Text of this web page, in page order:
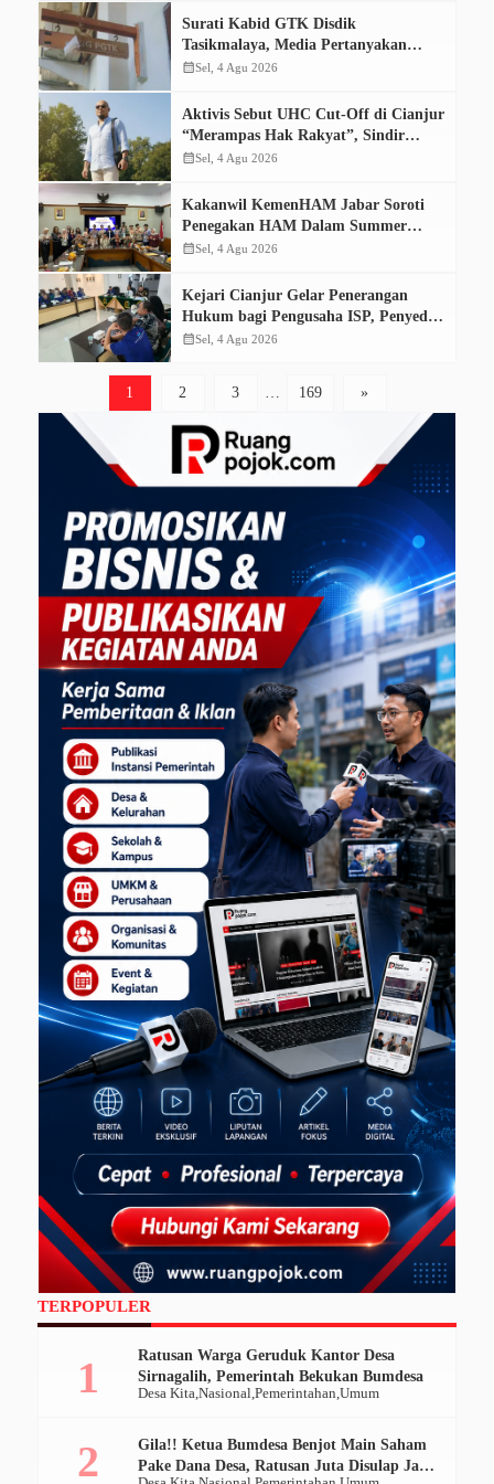
Surati Kabid GTK Disdik
Tasikmalaya, Media Pertanyakan
Roadmap Redistribusi Guru
calendar_monthSel, 4 Agu 2026
Aktivis Sebut UHC Cut-Off di Cianjur
“Merampas Hak Rakyat”, Sindir
Bupati Berprofesi Dokter
calendar_monthSel, 4 Agu 2026
Kakanwil KemenHAM Jabar Soroti
Penegakan HAM Dalam Summer
Course FH Unpad
calendar_monthSel, 4 Agu 2026
Kejari Cianjur Gelar Penerangan
Hukum bagi Pengusaha ISP, Penyedia
Internet Ilegal Terancam Pidana
calendar_monthSel, 4 Agu 2026
1 2 3 … 169 »
TERPOPULER
Desa Kita Nasional Pemerintahan Umum
Ratusan Warga Geruduk Kantor Desa
Sirnagalih, Pemerintah Bekukan Bumdesa
Gila!! Ketua Bumdesa Benjot Main Saham
Pake Dana Desa, Ratusan Juta Disulap Jadi